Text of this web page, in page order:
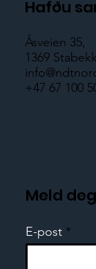
Hafðu
Åsveien 35,
1369 Stabekk
+47 67 100
Meld
E-post